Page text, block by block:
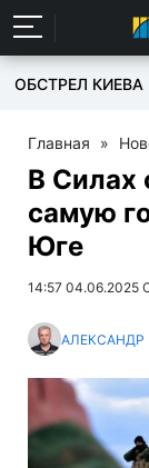
ОБСТРЕЛ КИЕВА
Главная »
В Силах
самую
Юге
14:57 04.06.2025
АЛЕКСАНДР